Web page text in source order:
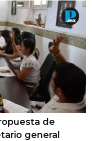
de
general